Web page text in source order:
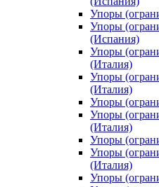
Упоры
Упоры
(Испания)
Упоры
(Италия)
Упоры
(Италия)
Упоры
Упоры
(Италия)
Упоры
Упоры
(Италия)
Упоры